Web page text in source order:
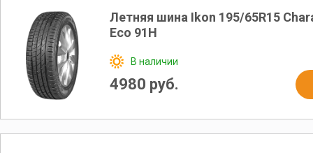
Летняя шина Ikon 195/65R15
Eco 91Н
В наличии
4980 руб.